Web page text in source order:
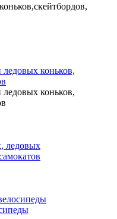
коньков,
коньков,
ледовых